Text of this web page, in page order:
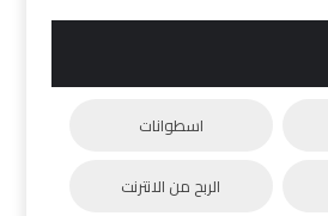
اسطوانات
الربح من الانترنت